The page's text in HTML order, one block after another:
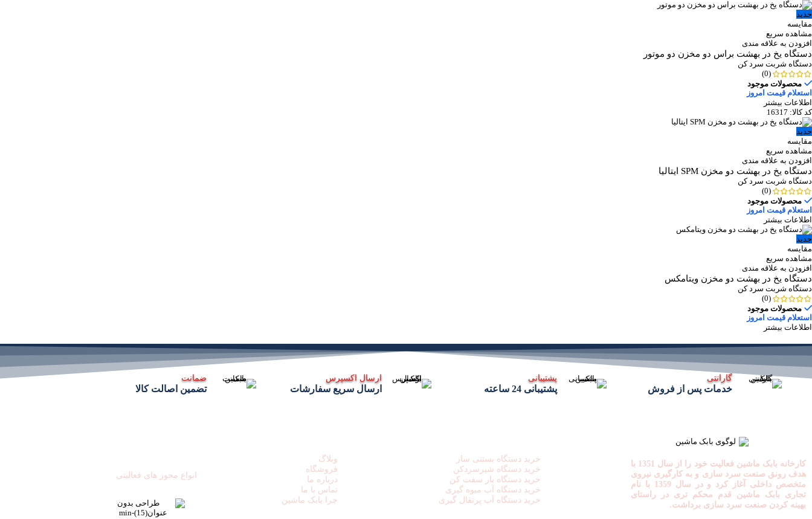
جدید
مقایسه
مشاهده سریع
افزودن به علاقه مندی
دستگاه یخ در بهشت براس دو مخزن دو موتور
دستگاه شربت سرد کن
(0)
محصولات موجود
استعلام قیمت امروز
اطلاعات بیشتر
کد کالا: 16317
جدید
مقایسه
مشاهده سریع
افزودن به علاقه مندی
دستگاه یخ در بهشت دو مخزن SPM ایتالیا
دستگاه شربت سرد کن
(0)
محصولات موجود
استعلام قیمت امروز
اطلاعات بیشتر
جدید
مقایسه
مشاهده سریع
افزودن به علاقه مندی
دستگاه یخ در بهشت دو مخزن ویتامکس
دستگاه شربت سرد کن
(0)
محصولات موجود
استعلام قیمت امروز
اطلاعات بیشتر
گارانتی
خدمات پس از فروش
پشتیبانی
پشتیبانی 24 ساعته
ارسال اکسپرس
ارسال سریع سفارشات
ضمانت
تضمین اصالت کالا
کارخانه بابک ماشین فعالیت خود را از سال 1351 با
هدف رونق صنعت سرد سازی و به کارگیری نیروی
متخصص داخلی آغاز کرد و در سال 1359 با نام
تجاری بابک ماشین قدم محکم تری در راستای
بهینه کردن صنعت سرد سازی برداشت.
خرید دستگاه بستنی ساز
خرید دستگاه شیرسردکن
خرید دستگاه بار سفت کن
خرید دستگاه آب میوه گیری
خرید دستگاه آب پرتقال گیری
وبلاگ
فروشگاه
درباره ما
تماس با ما
چرا بابک ماشین
انواع مجوز های فعالیتی